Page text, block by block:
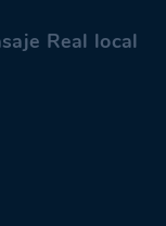
Real local